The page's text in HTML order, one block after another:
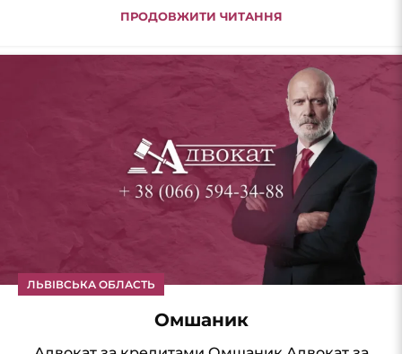
ПРОДОВЖИТИ ЧИТАННЯ
ЛЬВІВСЬКА ОБЛАСТЬ
Омшаник